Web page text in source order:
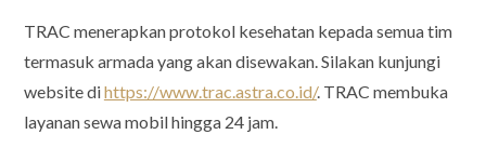
TRAC menerapkan protokol kesehatan kepada semua tim
termasuk armada yang akan disewakan. Silakan kunjungi
website dihttps://www.trac.astra.co.id/. TRAC membuka
layanan sewa mobil hingga 24 jam.